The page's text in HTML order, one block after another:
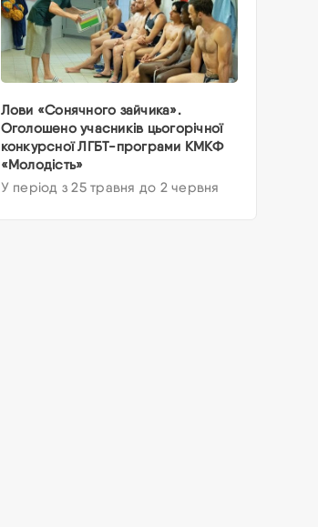
Лови «Сонячного зайчика».
Оголошено учасників цьогорічної
конкурсної ЛГБТ-програми КМКФ
«Молодість»
У період з 25 травня до 2 червня